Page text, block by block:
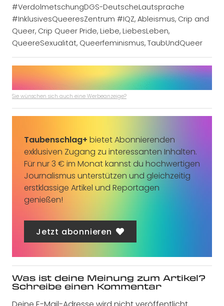
#VerdolmetschungDGS-DeutscheLautsprache
#InklusivesQueeresZentrum #IQZ, Ableismus, Crip and
Queer, Crip Queer Pride, Liebe, LiebesLeben,
QueereSexualität, Queerfeminismus, TaubUndQueer
Sie wünschen sich auch eine Werbeanzeige?
Taubenschlag+ bietet Abonnierenden
exklusiven Zugang zu interessanten Inhalten.
Für nur 3 € im Monat kannst du hochwertigen
Journalismus unterstützen und gleichzeitig
erstklassige Artikel und Reportagen
genießen!
Jetzt abonnieren
Was ist deine Meinung zum Artikel?
Schreibe einen Kommentar